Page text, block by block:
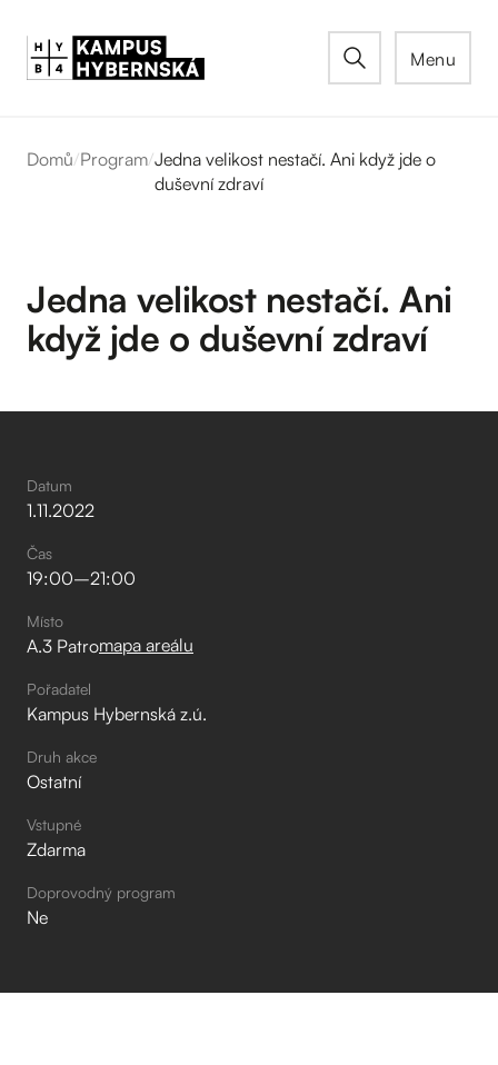
Menu
Domů/Program/Jedna velikost nestačí. Ani když jde o
duševní zdraví
Jedna velikost nestačí. Ani
když jde o duševní zdraví
Datum
1.11.2022
Čas
19:00–⁠21:00
Místo
A.3 Patromapa areálu
Pořadatel
Kampus Hybernská z.ú.
Druh akce
Ostatní
Vstupné
Zdarma
Doprovodný program
Ne